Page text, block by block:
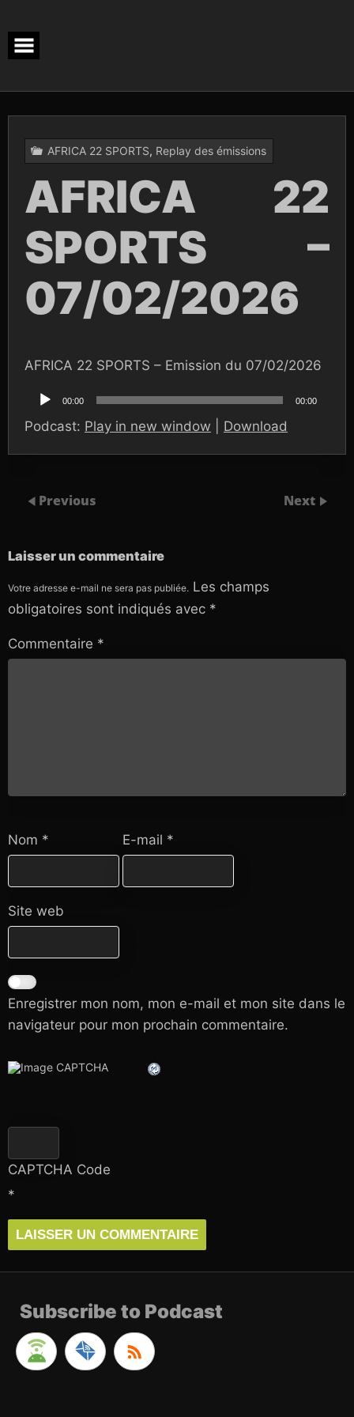
content
AFRICA 22 SPORTS, Replay des émissions
AFRICA 22
SPORTS –
07/02/2026
AFRICA 22 SPORTS – Emission du 07/02/2026
audio
00:00 00:00
Podcast: Play in new window Download
Previous Next
Laisser un commentaire
Votre adresse e-mail ne sera pas publiée. Les champs
obligatoires sont indiqués avec *
Commentaire *
Nom * E-mail *
Site web
Enregistrer mon nom, mon e-mail et mon site dans le
navigateur pour mon prochain commentaire.
CAPTCHA Code
*
Subscribe to Podcast